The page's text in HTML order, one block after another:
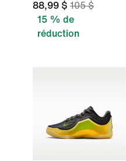
88,99 $ 105 $
15 % de
réduction